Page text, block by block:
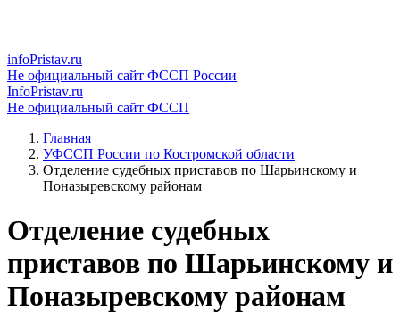
infoPristav.ru
Не официальный сайт ФССП России
InfoPristav.ru
Не официальный сайт ФССП
Главная
УФССП России по Костромской области
Отделение судебных приставов по Шарьинскому и
Поназыревскому районам
Отделение судебных
приставов по Шарьинскому и
Поназыревскому районам